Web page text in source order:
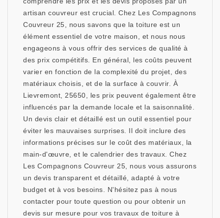
artisan couvreur est crucial. Chez Les Compagnons
Couvreur 25, nous savons que la toiture est un
élément essentiel de votre maison, et nous nous
engageons à vous offrir des services de qualité à
des prix compétitifs. En général, les coûts peuvent
varier en fonction de la complexité du projet, des
matériaux choisis, et de la surface à couvrir. À
Lievremont, 25650, les prix peuvent également être
influencés par la demande locale et la saisonnalité.
Un devis clair et détaillé est un outil essentiel pour
éviter les mauvaises surprises. Il doit inclure des
informations précises sur le coût des matériaux, la
main-d'œuvre, et le calendrier des travaux. Chez
Les Compagnons Couvreur 25, nous vous assurons
un devis transparent et détaillé, adapté à votre
budget et à vos besoins. N'hésitez pas à nous
contacter pour toute question ou pour obtenir un
devis sur mesure pour vos travaux de toiture à